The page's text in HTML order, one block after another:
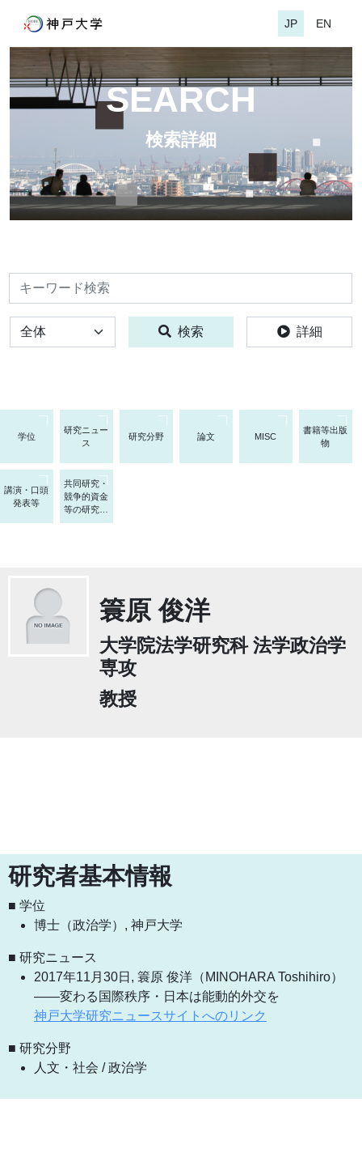
JP EN
SEARCH
検索詳細
検索
全体 検索 詳細
学位
研究ニュー
ス
研究分野 論文 MISC
書籍等出版
物
講演・口頭
発表等
共同研究・
競争的資金
等の研究課
題
簑原 俊洋
大学院法学研究科 法学政治学
専攻
教授
研究者基本情報
■ 学位
博士（政治学）, 神戸大学
■ 研究ニュース
2017年11月30日, 簑原 俊洋（MINOHARA Toshihiro）
――変わる国際秩序・日本は能動的外交を
神戸大学研究ニュースサイトへのリンク
■ 研究分野
人文・社会 / 政治学